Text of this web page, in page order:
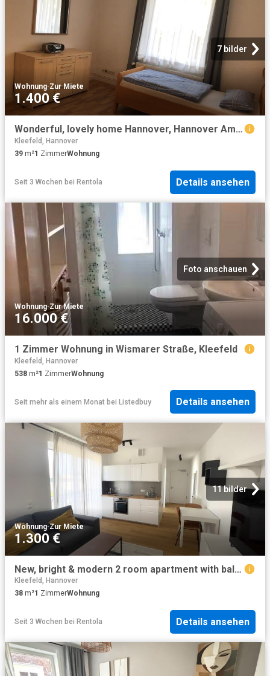
7 bilder
Wohnung·Zur Miete
1.400 €
Wonderful, lovely home Hannover, Hannover Amsterdam Apartments for Rent
Kleefeld, Hannover
39 m²1 ZimmerWohnung
Seit 3 Wochen bei Rentola Details ansehen
Foto anschauen
Wohnung·Zur Miete
16.000 €
1 Zimmer Wohnung in Wismarer Straße, Kleefeld
Kleefeld, Hannover
538 m²1 ZimmerWohnung
Seit mehr als einem Monat bei Listedbuy Details ansehen
11 bilder
Wohnung·Zur Miete
1.300 €
New, bright & modern 2 room apartment with balcony & private parking space in Hanover, near MHH, Hannover Amsterdam Apartments for Rent
Kleefeld, Hannover
38 m²1 ZimmerWohnung
Seit 3 Wochen bei Rentola Details ansehen